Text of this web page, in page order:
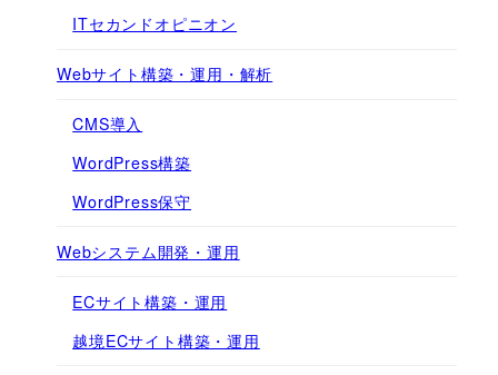
ITセカンドオピニオン
Webサイト構築・運用・解析
CMS導入
WordPress構築
WordPress保守
Webシステム開発・運用
ECサイト構築・運用
越境ECサイト構築・運用